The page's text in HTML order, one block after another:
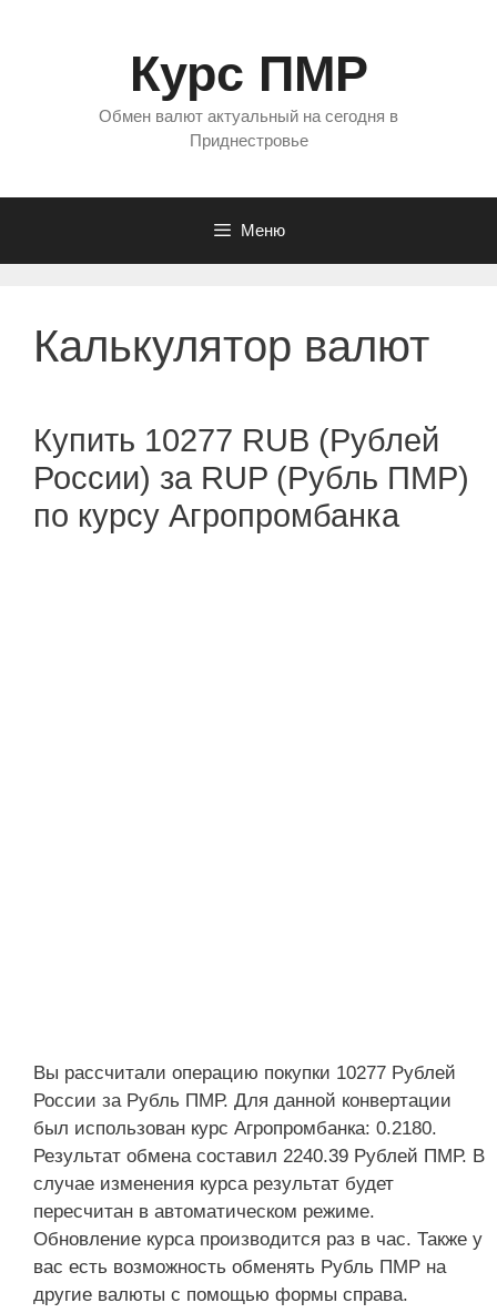
Курс ПМР
Обмен валют актуальный на сегодня в
Приднестровье
Меню
Калькулятор валют
Купить 10277 RUB (Рублей
России) за RUP (Рубль ПМР)
по курсу Агропромбанка
Вы рассчитали операцию покупки 10277 Рублей
России за Рубль ПМР. Для данной конвертации
был использован курс Агропромбанка: 0.2180.
Результат обмена составил 2240.39 Рублей ПМР. В
случае изменения курса результат будет
пересчитан в автоматическом режиме.
Обновление курса производится раз в час. Также у
вас есть возможность обменять Рубль ПМР на
другие валюты с помощью формы справа.